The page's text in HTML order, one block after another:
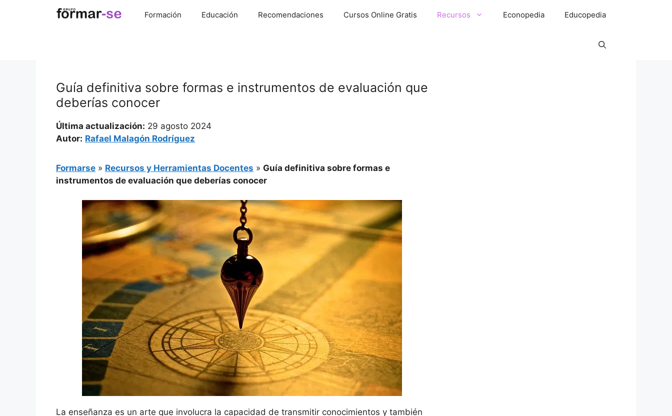
Formación Educación Recomendaciones Cursos Online Gratis Recursos Econopedia Educopedia
Guía definitiva sobre formas e instrumentos de evaluación que
deberías conocer
Última actualización: 29 agosto 2024
Autor: Rafael Malagón Rodríguez
Formarse » Recursos y Herramientas Docentes » Guía definitiva sobre formas e
instrumentos de evaluación que deberías conocer
La enseñanza es un arte que involucra la capacidad de transmitir conocimientos y también